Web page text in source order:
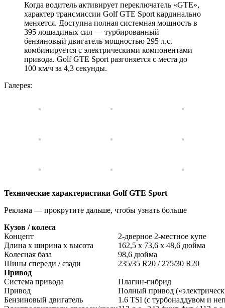
Когда водитель активирует переключатель «GTE»,
характер трансмиссии Golf GTE Sport кардинально
меняется. Доступна полная системная мощность в
395 лошадиных сил — турбированный
бензиновый двигатель мощностью 295 л.с.
комбинируется с электрическими компонентами
привода. Golf GTE Sport разгоняется с места до
100 км/ч за 4,3 секунды.
Галерея:
Технические характеристики Golf GTE Sport
Реклама — прокрутите дальше, чтобы узнать больше
Кузов / колеса
Концепт
2-дверное 2-местное купе
Длина x ширина x высота
162,5 x 73,6 x 48,6 дюйма
Колесная база
98,6 дюйма
Шины спереди / сзади
235/35 R20 / 275/30 R20
Привод
Система привода
Плагин-гибрид
Привод
Полный привод
Бензиновый двигатель
1.6 TSI (с турбонаддувом и